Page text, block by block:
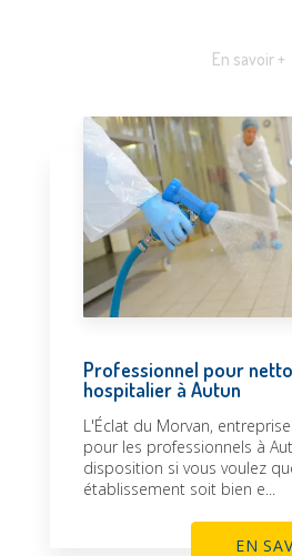
En savoir +
Professionnel pour
hospitalier à Autun
L'Éclat du Morvan,
pour les professionnels à
disposition si vous voulez
établissement soit bien e...
EN